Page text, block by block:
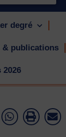
degré
& publications